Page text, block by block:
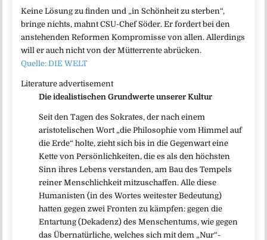
Keine Lösung zu finden und „in Schönheit zu sterben“,
bringe nichts, mahnt CSU-Chef Söder. Er fordert bei den
anstehenden Reformen Kompromisse von allen. Allerdings
will er auch nicht von der Mütterrente abrücken.
Quelle: DIE WELT
Literature advertisement
Die idealistischen Grundwerte unserer Kultur
Seit den Tagen des Sokrates, der nach einem
aristotelischen Wort „die Philosophie vom Himmel auf
die Erde“ holte, zieht sich bis in die Gegenwart eine
Kette von Persönlichkeiten, die es als den höchsten
Sinn ihres Lebens verstanden, am Bau des Tempels
reiner Menschlichkeit mitzuschaffen. Alle diese
Humanisten (in des Wortes weitester Bedeutung)
hatten gegen zwei Fronten zu kämpfen: gegen die
Entartung (Dekadenz) des Menschentums, wie gegen
das Übernatürliche, welches sich mit dem „Nur“-